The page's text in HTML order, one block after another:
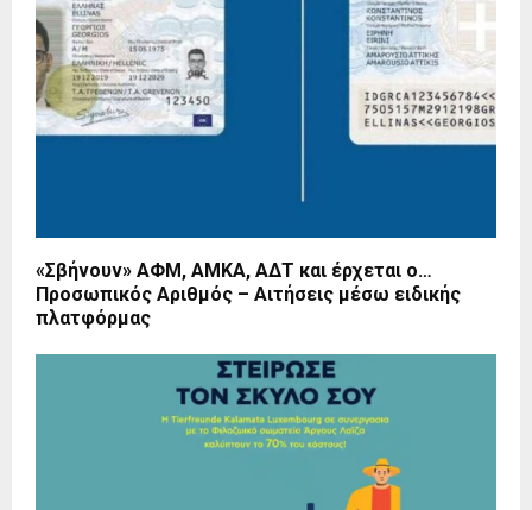
«Σβήνουν» ΑΦΜ, ΑΜΚΑ, ΑΔΤ και έρχεται ο…
Προσωπικός Αριθμός – Αιτήσεις μέσω ειδικής
πλατφόρμας